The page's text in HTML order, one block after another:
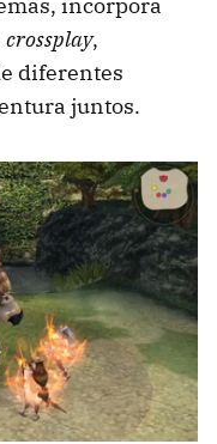
incorpora
crossplay,
diferentes
juntos.